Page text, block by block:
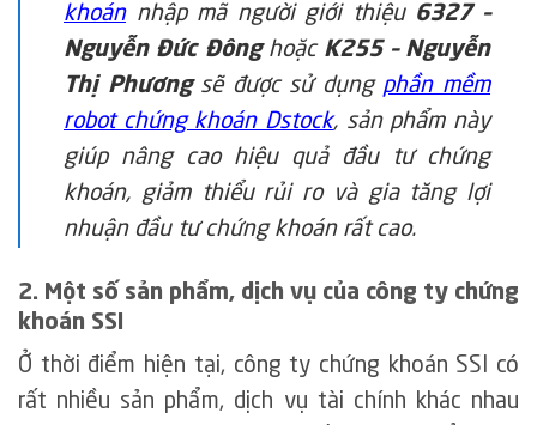
khoánnhập mã người giới thiệu 6327 –
Nguyễn Đức Đônghoặc K255 – Nguyễn
Thị Phươngsẽ được sử dụng phần mềm
robot chứng khoán Dstock, sản phẩm này
giúp nâng cao hiệu quả đầu tư chứng
khoán, giảm thiểu rủi ro và gia tăng lợi
nhuận đầu tư chứng khoán rất cao.
2. Một số sản phẩm, dịch vụ của công ty chứng
khoán SSI
Ở thời điểm hiện tại, công ty chứng khoán SSI có
rất nhiều sản phẩm, dịch vụ tài chính khác nhau